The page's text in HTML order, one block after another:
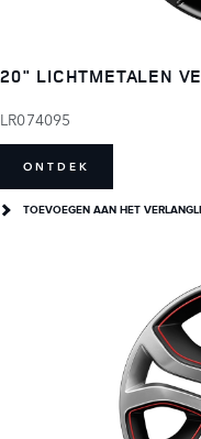
20" LICHTMETALEN
LR074095
ONTDEK
TOEVOEGEN AAN HET